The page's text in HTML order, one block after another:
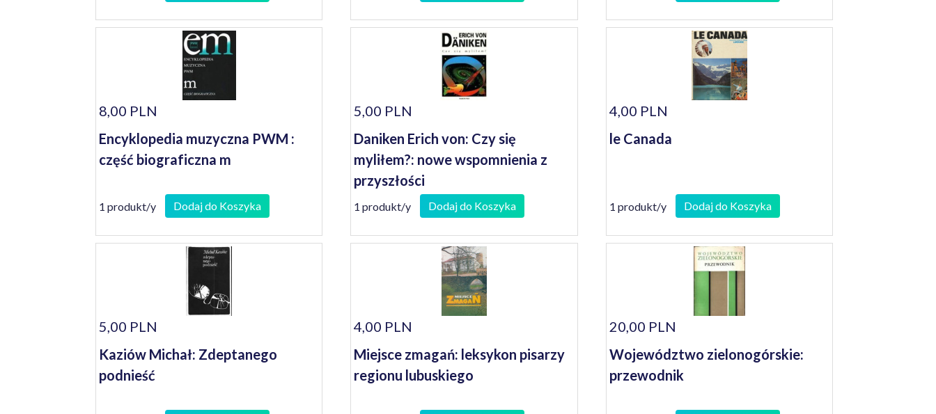
8,00 PLN
Encyklopedia muzyczna PWM :
część biograficzna m
1 produkt/y Dodaj do Koszyka
5,00 PLN
Daniken Erich von: Czy się
myliłem?: nowe wspomnienia z
przyszłości
1 produkt/y Dodaj do Koszyka
4,00 PLN
le Canada
1 produkt/y Dodaj do Koszyka
5,00 PLN
Kaziów Michał: Zdeptanego
podnieść
4,00 PLN
Miejsce zmagań: leksykon pisarzy
regionu lubuskiego
20,00 PLN
Województwo zielonogórskie:
przewodnik